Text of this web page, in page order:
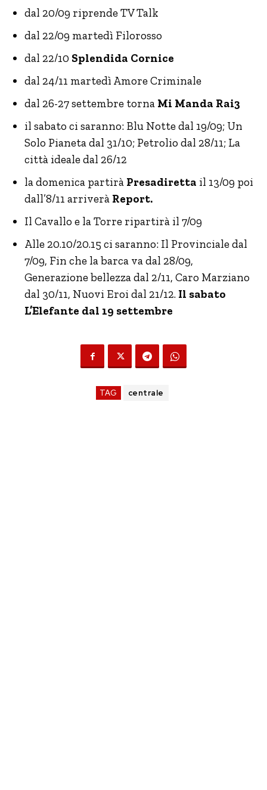
dal 20/09 riprende TV Talk
dal 22/09 martedì Filorosso
dal 22/10 Splendida Cornice
dal 24/11 martedì Amore Criminale
dal 26-27 settembre torna Mi Manda Rai3
il sabato ci saranno: Blu Notte dal 19/09; Un
Solo Pianeta dal 31/10; Petrolio dal 28/11; La
città ideale dal 26/12
la domenica partirà Presadiretta il 13/09 poi
dall’8/11 arriverà Report.
Il Cavallo e la Torre ripartirà il 7/09
Alle 20.10/20.15 ci saranno: Il Provinciale dal
7/09, Fin che la barca va dal 28/09,
Generazione bellezza dal 2/11, Caro Marziano
dal 30/11, Nuovi Eroi dal 21/12. Il sabato
L’Elefante dal 19 settembre
TAG centrale